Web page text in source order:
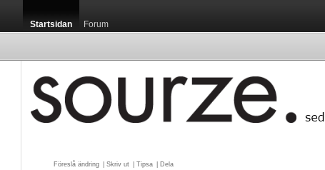
Startsidan Forum
Föreslå ändring Skriv ut Tipsa Dela